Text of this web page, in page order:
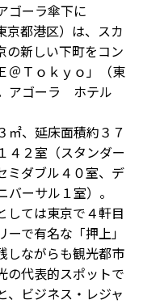
ゴーラ傘下に
都港区）は、スカ
の新しい下町をコン
＠Ｔｏｋｙｏ」（東
アゴーラ ホテル
㎡、延床面積約３７
４２室（スタンダー
ミダブル４０室、デ
ーサル１室）。
ては東京で４軒目
で有名な「押上」
しながらも観光都市
の代表的スポットで
、ビジネス・レジャ